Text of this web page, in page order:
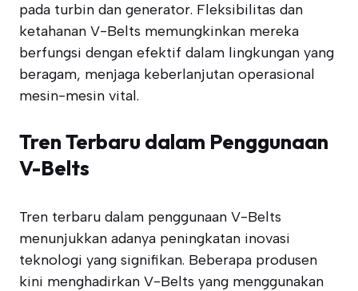
pada turbin dan generator. Fleksibilitas dan
ketahanan V-Belts memungkinkan mereka
berfungsi dengan efektif dalam lingkungan yang
beragam, menjaga keberlanjutan operasional
mesin-mesin vital.
Tren Terbaru dalam Penggunaan
V-Belts
Tren terbaru dalam penggunaan V-Belts
menunjukkan adanya peningkatan inovasi
teknologi yang signifikan. Beberapa produsen
kini menghadirkan V-Belts yang menggunakan